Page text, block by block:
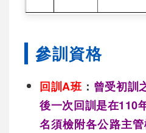
參訓資格
回訓A班： 曾受初訓
後一次回訓是在110
名須檢附各公路主